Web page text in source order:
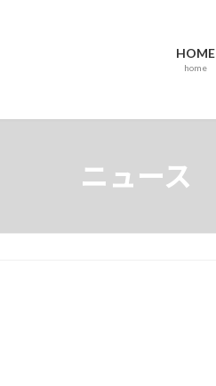
HOME
home
ニュース